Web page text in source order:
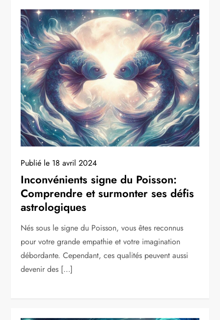
Publié le 18 avril 2024
Inconvénients signe du Poisson:
Comprendre et surmonter ses défis
astrologiques
Nés sous le signe du Poisson, vous êtes reconnus
pour votre grande empathie et votre imagination
débordante. Cependant, ces qualités peuvent aussi
devenir des […]